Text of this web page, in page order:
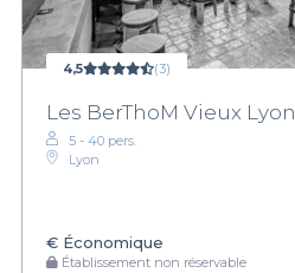
4,5 (3)
Les BerThoM Vieux Lyon
5 - 40 pers.
Lyon
€ Économique
Établissement non réservable